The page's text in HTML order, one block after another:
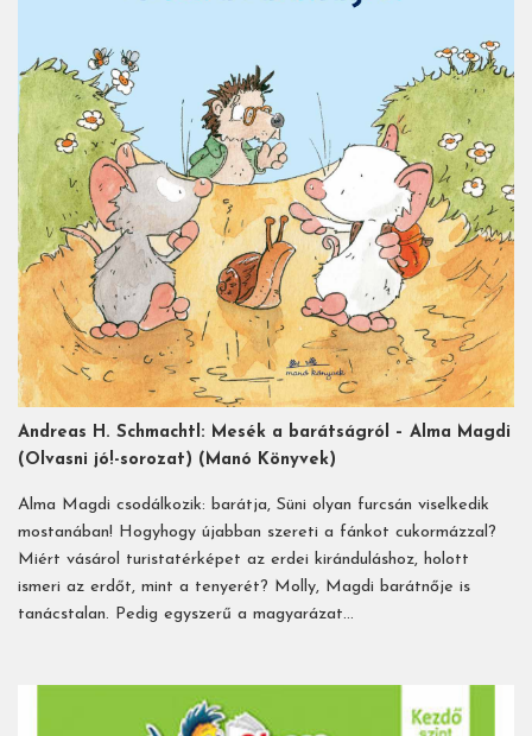
Andreas H. Schmachtl: Mesék a barátságról – Alma Magdi
(Olvasni jó!-sorozat) (Manó Könyvek)
Alma Magdi csodálkozik: barátja, Süni olyan furcsán viselkedik
mostanában! Hogyhogy újabban szereti a fánkot cukormázzal?
Miért vásárol turistatérképet az erdei kiránduláshoz, holott
ismeri az erdőt, mint a tenyerét? Molly, Magdi barátnője is
tanácstalan. Pedig egyszerű a magyarázat…